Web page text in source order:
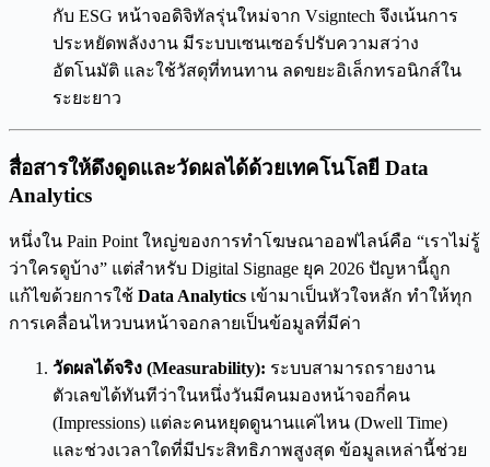
กับ ESG หน้าจอดิจิทัลรุ่นใหม่จาก Vsigntech จึงเน้นการ
ประหยัดพลังงาน มีระบบเซนเซอร์ปรับความสว่าง
อัตโนมัติ และใช้วัสดุที่ทนทาน ลดขยะอิเล็กทรอนิกส์ใน
ระยะยาว
สื่อสารให้ดึงดูดและวัดผลได้ด้วยเทคโนโลยี Data
Analytics
หนึ่งใน Pain Point ใหญ่ของการทำโฆษณาออฟไลน์คือ “เราไม่รู้
ว่าใครดูบ้าง” แต่สำหรับ Digital Signage ยุค 2026 ปัญหานี้ถูก
แก้ไขด้วยการใช้ Data Analytics เข้ามาเป็นหัวใจหลัก ทำให้ทุก
การเคลื่อนไหวบนหน้าจอกลายเป็นข้อมูลที่มีค่า
วัดผลได้จริง (Measurability): ระบบสามารถรายงาน
ตัวเลขได้ทันทีว่าในหนึ่งวันมีคนมองหน้าจอกี่คน
(Impressions) แต่ละคนหยุดดูนานแค่ไหน (Dwell Time)
และช่วงเวลาใดที่มีประสิทธิภาพสูงสุด ข้อมูลเหล่านี้ช่วย